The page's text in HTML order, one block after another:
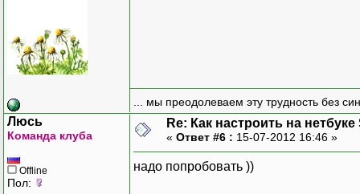
... мы преодолеваем эту трудность без
Люсь
Команда клуба
Offline
Пол:
Re: Как настроить на
« Ответ #6 : 15-07-2012 16:46 »
надо попробовать ))